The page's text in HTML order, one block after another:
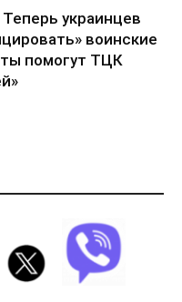
украинцев
воинские
помогут ТЦК